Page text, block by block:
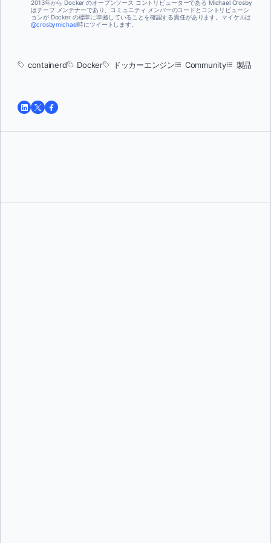
2013年から Docker のオープンソース コントリビューターである Michael Crosby
はチーフ メンテナーであり、コミュニティ メンバーのコードとコントリビューシ
ョンが Docker の標準に準拠していることを確認する責任があります。マイケルは
@crosbymichael時にツイートします。
containerd Docker ドッカーエンジン Community 製品